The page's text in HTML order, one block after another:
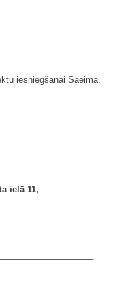
iesniegšanai Saeimā.
ielā 11,